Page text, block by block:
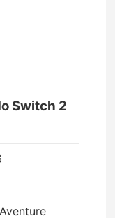
Switch 2